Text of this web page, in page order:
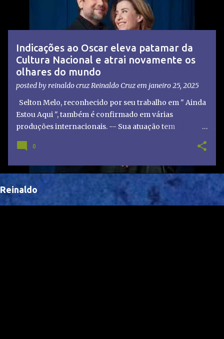
Indicações ao Oscar eleva patamar da
Cultura Nacional e atrai novamente os
olhares do mundo
posted by reinaldo cruz Reinaldo Cruzem janeiro 25, 2025
Selton Melo, reconhecido por seu trabalho em " Ainda
Estou Aqui ", também é confirmado em várias
produções internacionais. -- Sua atuação tem
Brasil, abrindo portas para novas oportunidades no
a representação brasileira no cinema global!
0
Reinaldo